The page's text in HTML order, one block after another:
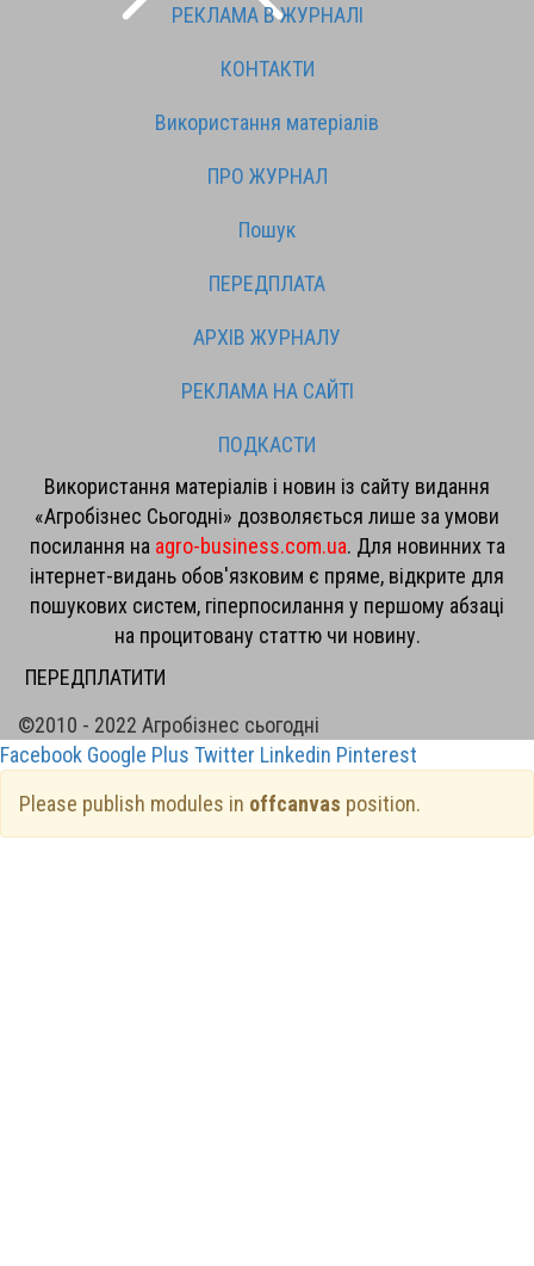
РЕКЛАМА В ЖУРНАЛІ
КОНТАКТИ
Використання матеріалів
ПРО ЖУРНАЛ
Пошук
ПЕРЕДПЛАТА
АРХІВ ЖУРНАЛУ
РЕКЛАМА НА САЙТІ
ПОДКАСТИ
Використання матеріалів і новин із сайту видання
«Агробізнес Сьогодні» дозволяється лише за умови
посилання на agro-business.com.ua. Для новинних та
інтернет-видань обов'язковим є пряме, відкрите для
пошукових систем, гіперпосилання у першому абзаці
на процитовану статтю чи новину.
ПЕРЕДПЛАТИТИ
©2010 - 2022 Агробізнес сьогодні
Facebook Google Plus Twitter Linkedin Pinterest
Please publish modules in offcanvas position.